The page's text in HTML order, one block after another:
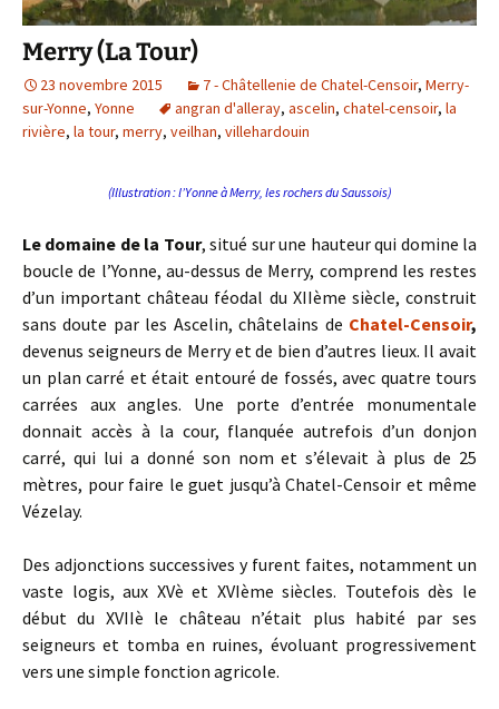
Merry (La Tour)
23 novembre 2015 7 - Châtellenie de Chatel-Censoir, Merry-
sur-Yonne, Yonne angran d'alleray, ascelin, chatel-censoir, la
rivière, la tour, merry, veilhan, villehardouin
(Illustration : l’Yonne à Merry, les rochers du Saussois)
Le domaine de la Tour, situé sur une hauteur qui domine la
boucle de l’Yonne, au-dessus de Merry, comprend les restes
d’un important château féodal du XIIème siècle, construit
sans doute par les Ascelin, châtelains de Chatel-Censoir,
devenus seigneurs de Merry et de bien d’autres lieux. Il avait
un plan carré et était entouré de fossés, avec quatre tours
carrées aux angles. Une porte d’entrée monumentale
donnait accès à la cour, flanquée autrefois d’un donjon
carré, qui lui a donné son nom et s’élevait à plus de 25
mètres, pour faire le guet jusqu’à Chatel-Censoir et même
Vézelay.
Des adjonctions successives y furent faites, notamment un
vaste logis, aux XVè et XVIème siècles. Toutefois dès le
début du XVIIè le château n’était plus habité par ses
seigneurs et tomba en ruines, évoluant progressivement
vers une simple fonction agricole.